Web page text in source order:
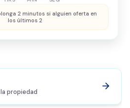
solicitud
2 minutos si alguien oferta en
los últimos 2
propiedad
arrow_forward